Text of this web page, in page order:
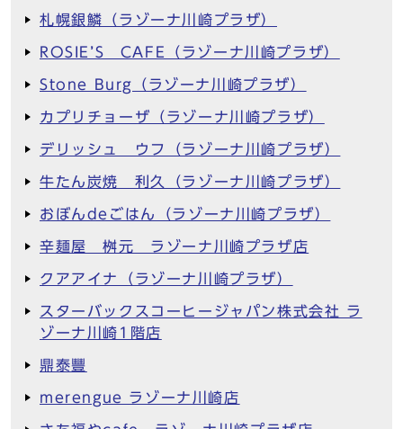
札幌銀鱗（ラゾーナ川崎プラザ）
ROSIE’S CAFE（ラゾーナ川崎プラザ）
Stone Burg（ラゾーナ川崎プラザ）
カプリチョーザ（ラゾーナ川崎プラザ）
デリッシュ ウフ（ラゾーナ川崎プラザ）
牛たん炭焼 利久（ラゾーナ川崎プラザ）
おぼんdeごはん（ラゾーナ川崎プラザ）
辛麺屋 桝元 ラゾーナ川崎プラザ店
クアアイナ（ラゾーナ川崎プラザ）
スターバックスコーヒージャパン株式会社 ラ
ゾーナ川崎1階店
鼎泰豐
merengue ラゾーナ川崎店